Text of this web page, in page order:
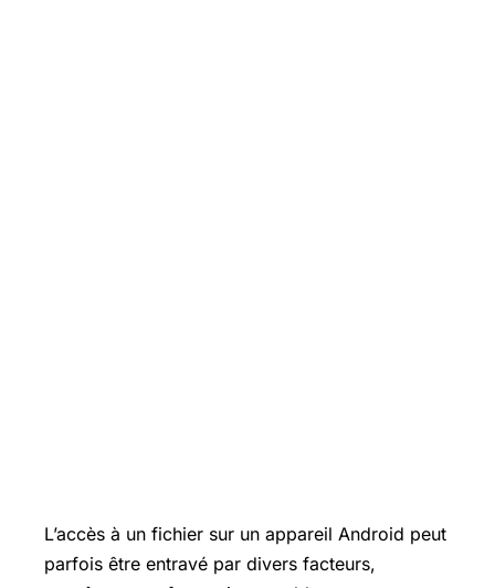
L’accès à un fichier sur un appareil Android peut
parfois être entravé par divers facteurs,